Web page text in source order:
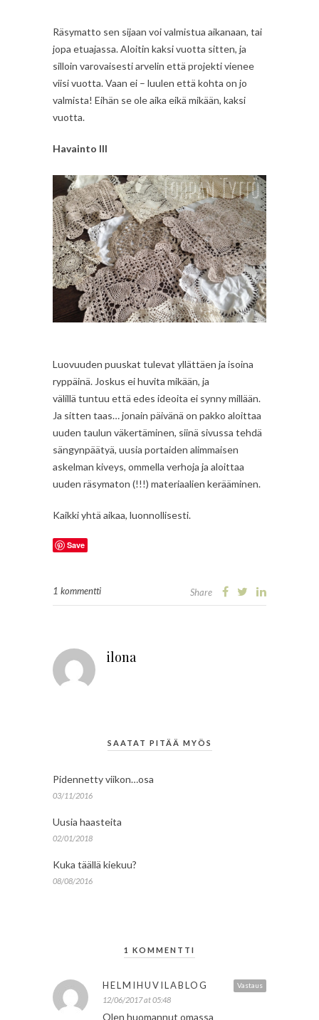
Räsymatto sen sijaan voi valmistua aikanaan, tai
jopa etuajassa. Aloitin kaksi vuotta sitten, ja
silloin varovaisesti arvelin että projekti vienee
viisi vuotta. Vaan ei – luulen että kohta on jo
valmista! Eihän se ole aika eikä mikään, kaksi
vuotta.
Havainto III
Luovuuden puuskat tulevat yllättäen ja isoina
ryppäinä. Joskus ei huvita mikään, ja
välillä tuntuu että edes ideoita ei synny millään.
Ja sitten taas… jonain päivänä on pakko aloittaa
uuden taulun väkertäminen, siinä sivussa tehdä
sängynpäätyä, uusia portaiden alimmaisen
askelman kiveys, ommella verhoja ja aloittaa
uuden räsymaton (!!!) materiaalien kerääminen.
Kaikki yhtä aikaa, luonnollisesti.
Save
1 kommentti Share
ilona
SAATAT PITÄÄ MYÖS
Pidennetty viikon…osa
03/11/2016
Uusia haasteita
02/01/2018
Kuka täällä kiekuu?
08/08/2016
1 KOMMENTTI
Vastaus
HELMIHUVILABLOG
12/06/2017 at 05:48
Olen huomannut omassa